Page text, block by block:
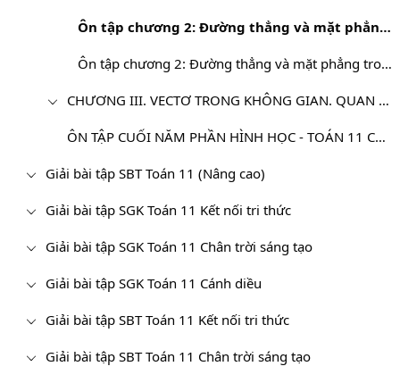
Ôn tập chương 2: Đường thẳng và mặt phẳng trong không gian. Quan hệ song song - Đề toán tổng hợp
Ôn tập chương 2: Đường thẳng và mặt phẳng trong không gian. Quan hệ song song - Câu hỏi trắc nghiệm
CHƯƠNG III. VECTƠ TRONG KHÔNG GIAN. QUAN HỆ VUÔNG GÓC TRONG KHÔNG GIAN
ÔN TẬP CUỐI NĂM PHẦN HÌNH HỌC - TOÁN 11 CƠ BẢN
Giải bài tập SBT Toán 11 (Nâng cao)
Giải bài tập SGK Toán 11 Kết nối tri thức
Giải bài tập SGK Toán 11 Chân trời sáng tạo
Giải bài tập SGK Toán 11 Cánh diều
Giải bài tập SBT Toán 11 Kết nối tri thức
Giải bài tập SBT Toán 11 Chân trời sáng tạo